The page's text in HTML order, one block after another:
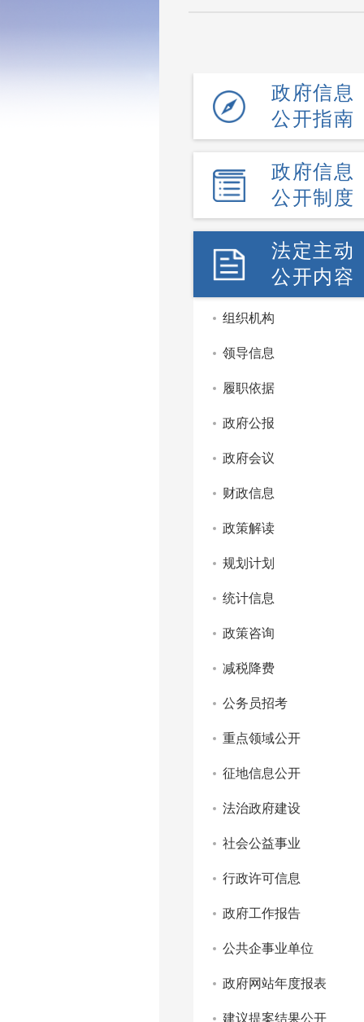
政府信息
公开指南
政府信息
公开制度
法定主动
公开内容
组织机构
领导信息
履职依据
政府公报
政府会议
财政信息
政策解读
规划计划
统计信息
政策咨询
减税降费
公务员招考
重点领域公开
征地信息公开
法治政府建设
社会公益事业
行政许可信息
政府工作报告
公共企事业单位
政府网站年度报表
建议提案结果公开